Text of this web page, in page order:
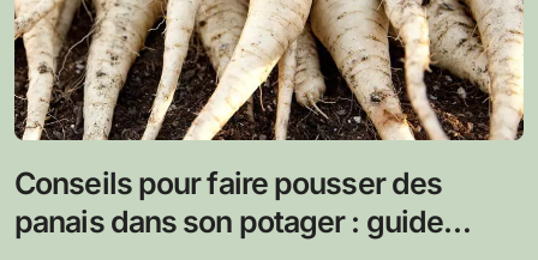
Conseils pour faire pousser des
panais dans son potager : guide